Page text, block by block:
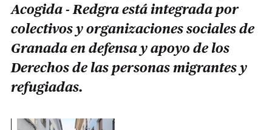
Acogida - Redgra está integrada por
colectivos y organizaciones sociales de
Granada en defensa y apoyo de los
Derechos de las personas migrantes y
refugiadas.